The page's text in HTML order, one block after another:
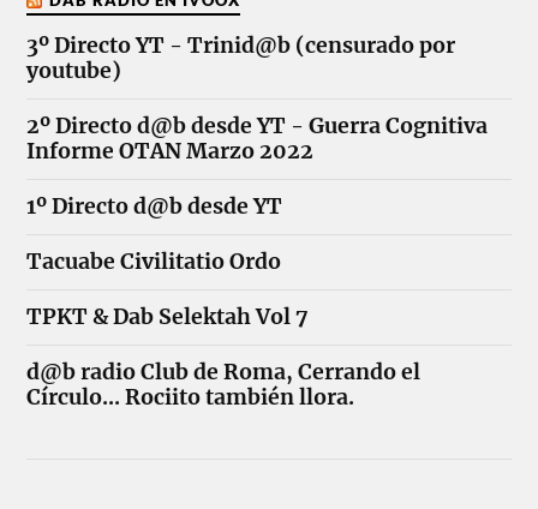
3º Directo YT - Trinid@b (censurado por
youtube)
2º Directo d@b desde YT - Guerra Cognitiva
Informe OTAN Marzo 2022
1º Directo d@b desde YT
Tacuabe Civilitatio Ordo
TPKT & Dab Selektah Vol 7
d@b radio Club de Roma, Cerrando el
Círculo... Rociito también llora.